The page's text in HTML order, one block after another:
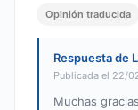
Opinión traducida
Respuesta de
Publicada el 22/
Muchas